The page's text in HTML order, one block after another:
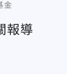
金
報導